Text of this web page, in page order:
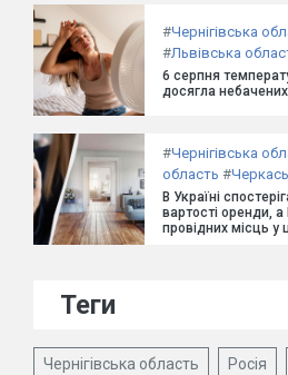
#Чернігівська
#Львівська
6 серпня
досягла
#Чернігівська
область #
В Україні
вартості оренди,
провідних місць у
Теги
Чернігівська область Росія